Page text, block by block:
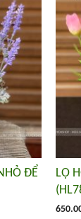
ĐỂ
LỌ